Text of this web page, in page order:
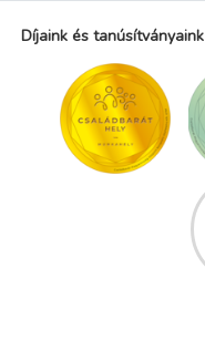
Díjaink és tanúsítványaink